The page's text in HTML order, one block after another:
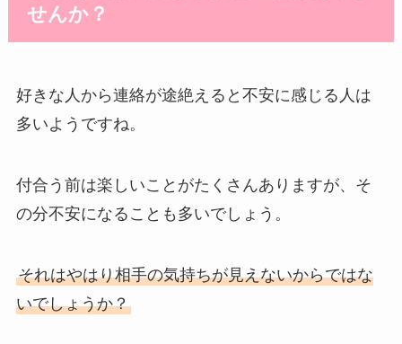
せんか？
好きな人から連絡が途絶えると不安に感じる人は
多いようですね。
付合う前は楽しいことがたくさんありますが、そ
の分不安になることも多いでしょう。
それはやはり相手の気持ちが見えないからではな
いでしょうか？